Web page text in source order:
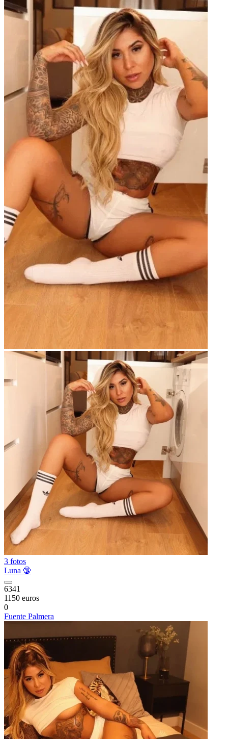
3 fotos
Luna 🔞
6341
1150 euros
0
Fuente Palmera